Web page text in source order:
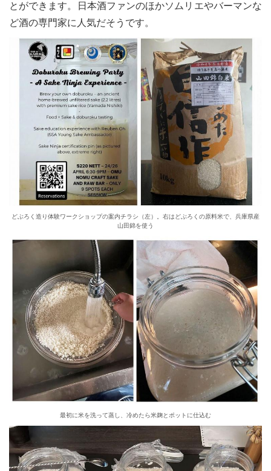
とができます。日本酒ファンのほかソムリエやバーマンな
ど酒の専門家に人気だそうです。
どぶろく造り体験ワークショップの案内チラシ（左）。右はどぶろくの原料米で、兵庫県産
山田錦を使う
最初に米を洗って蒸し、冷めたら米麹とポットに仕込む